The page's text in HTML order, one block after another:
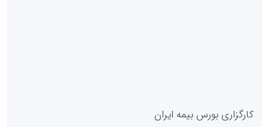
کارگزاری بورس بیمه ایران